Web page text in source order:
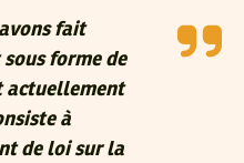
fait
forme de
actuellement
à
de loi sur la